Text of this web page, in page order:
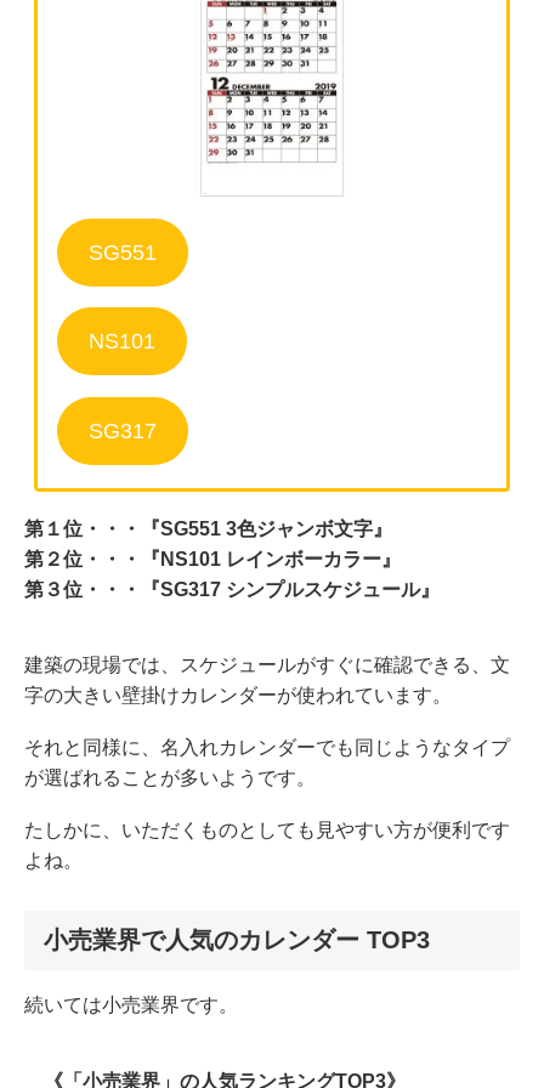
SG551
NS101
SG317
第１位・・・『SG551 3⾊ジャンボ⽂字』
第２位・・・『NS101 レインボーカラー』
第３位・・・『SG317 シンプルスケジュール』
建築の現場では、スケジュールがすぐに確認できる、文
字の大きい壁掛けカレンダーが使われています。
それと同様に、名入れカレンダーでも同じようなタイプ
が選ばれることが多いようです。
たしかに、いただくものとしても見やすい方が便利です
よね。
⼩売業界で⼈気のカレンダー TOP3
続いては小売業界です。
《「⼩売業界」の人気ランキングTOP3》